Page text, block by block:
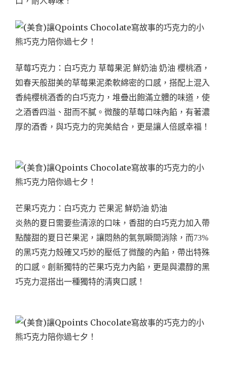
草莓巧克力：白巧克力 草莓果泥 鮮奶油 奶油 櫻桃酒，
如春天般甜美的草莓果泥柔軟綿密的口感，搭配上混入
香純櫻桃酒香的白巧克力，堆疊出飽滿立體的味道，使
之酒香四溢、甜而不膩。 微酸的草莓口味內餡，有著濃
厚的酒香，與巧克力的完美結合，更是讓人倍感幸福！
芒果巧克力：白巧克力 芒果泥 鮮奶油 奶油
炎熱的夏日需要些清涼的口味，香甜的白巧克力加入帶
點酸甜的夏日芒果泥，讓悶熱的氣氛瞬間消除，而73%
的黑巧克力殼確又巧妙的壓低了微酸的內餡，帶出特殊
的口感。 創新獨特的芒果巧克力內餡，更是與濃醇的黑
巧克力混搭出一種獨特的清爽口感！